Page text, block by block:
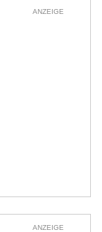
ANZEIGE
ANZEIGE